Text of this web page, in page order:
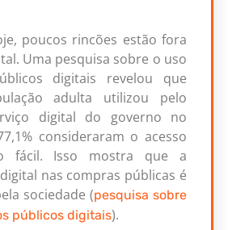
poucos rincões estão fora
Uma pesquisa sobre o uso
digitais revelou que
adulta utilizou pelo
digital do governo no
consideraram o acesso
fácil. Isso mostra que a
nas compras públicas é
sociedade (pesquisa sobre
públicos digitais).